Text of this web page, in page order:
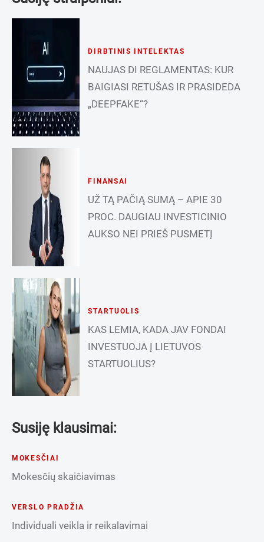
DIRBTINIS INTELEKTAS
NAUJAS DI REGLAMENTAS: KUR
BAIGIASI RETUŠAS IR PRASIDEDA
„DEEPFAKE“?
FINANSAI
UŽ TĄ PAČIĄ SUMĄ – APIE 30
PROC. DAUGIAU INVESTICINIO
AUKSO NEI PRIEŠ PUSMETĮ
STARTUOLIS
KAS LEMIA, KADA JAV FONDAI
INVESTUOJA Į LIETUVOS
STARTUOLIUS?
Susiję klausimai:
MOKESČIAI
Mokesčių skaičiavimas
VERSLO PRADŽIA
Individuali veikla ir reikalavimai